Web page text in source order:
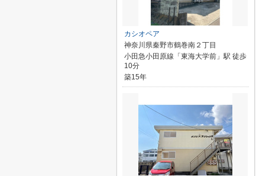
カシオペア
神奈川県秦野市鶴巻南２丁目
小田急小田原線「東海大学前」駅 徒歩
10分
築15年